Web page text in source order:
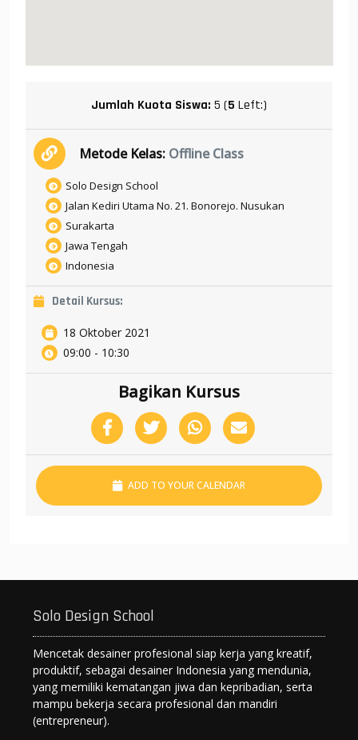
Jumlah Kuota Siswa: 5 (5 Left:)
Metode Kelas: Offline Class
Solo Design School
Jalan Kediri Utama No. 21. Bonorejo. Nusukan
Surakarta
Jawa Tengah
Indonesia
Detail Kursus:
18 Oktober 2021
09:00 - 10:30
Bagikan Kursus
ADD TO YOUR CALENDAR
Solo Design School
Mencetak desainer profesional siap kerja yang kreatif,
produktif, sebagai desainer Indonesia yang mendunia,
yang memiliki kematangan jiwa dan kepribadian, serta
mampu bekerja secara profesional dan mandiri
(entrepreneur).